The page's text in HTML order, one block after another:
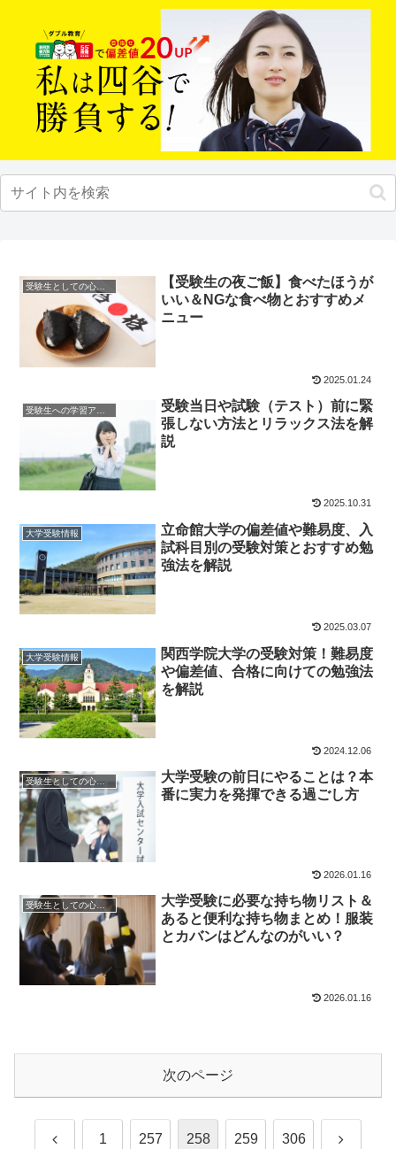
受験生としての心構え
【受験生の夜ご飯】食べたほうが
いい＆NGな食べ物とおすすめメ
ニュー
2025.01.24
受験当日や試験（テスト）前に緊
張しない方法とリラックス法を解
説
2025.10.31
大学受験情報
立命館大学の偏差値や難易度、入
試科目別の受験対策とおすすめ勉
強法を解説
2025.03.07
大学受験情報
関西学院大学の受験対策！難易度
や偏差値、合格に向けての勉強法
を解説
2024.12.06
受験生としての心構え
大学受験の前日にやることは？本
番に実力を発揮できる過ごし方
2026.01.16
受験生としての心構え
大学受験に必要な持ち物リスト＆
あると便利な持ち物まとめ！服装
とカバンはどんなのがいい？
2026.01.16
次のページ
前 1 257 258 259 306 次